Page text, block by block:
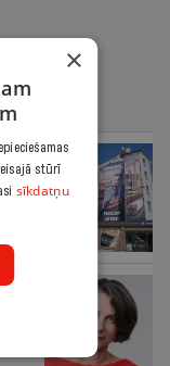
×
stūrī
sīkdatņu